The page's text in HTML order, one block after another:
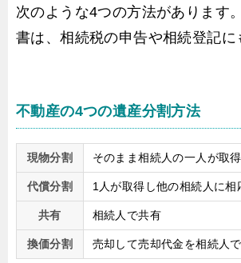
次のような4つの方法があります
書は、相続税の申告や相続登記に
不動産の4つの遺産分割方法
現物分割 そのまま相続人の一人が取得
代償分割 1人が取得し他の相続人に相
共有 相続人で共有
換価分割 売却して売却代金を相続人